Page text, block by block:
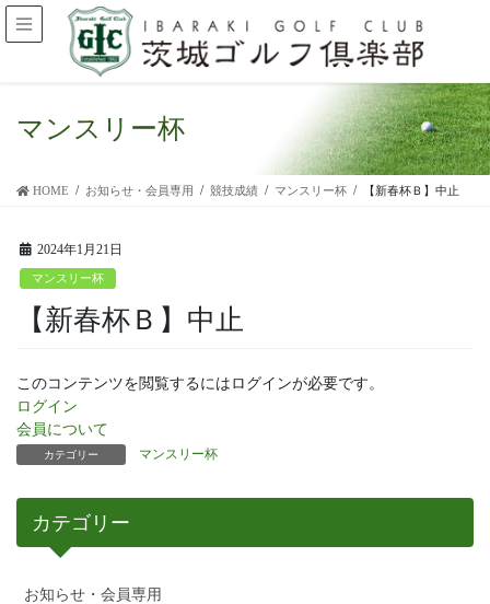
マンスリー杯
HOME お知らせ・会員専用 競技成績 マンスリー杯 【新春杯Ｂ】中止
2024年1月21日
マンスリー杯
【新春杯Ｂ】中止
このコンテンツを閲覧するにはログインが必要です。
ログイン
会員について
カテゴリー マンスリー杯
カテゴリー
お知らせ・会員専用